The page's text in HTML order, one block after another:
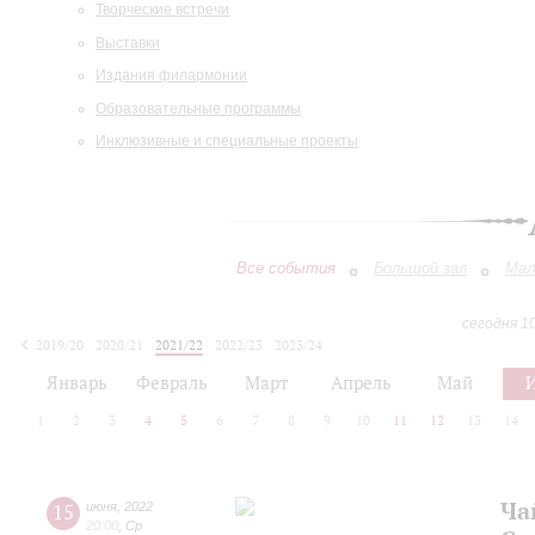
Творческие встречи
Выставки
Издания филармонии
Образовательные программы
Инклюзивные и специальные проекты
Все события Большой зал
сегодня
2019/20
2020/21 2021/22 2022/23
2023/24
Январь Февраль Март Апрель Май
2 3 4 5 6 7 8 9 10 11 12 13 14
15 июня 2022
20:00 Ср